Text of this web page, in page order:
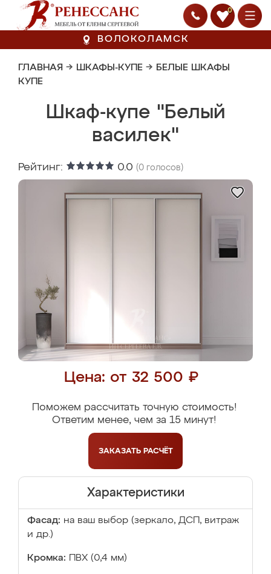
0
ВОЛОКОЛАМСК
ГЛАВНАЯ → ШКАФЫ-КУПЕ → БЕЛЫЕ ШКАФЫ
КУПЕ
Шкаф-купе "Белый
василек"
Рейтинг: 0.0 (0 голосов)
Цена: от 32 500 ₽
Поможем рассчитать точную стоимость!
Ответим менее, чем за 15 минут!
ЗАКАЗАТЬ РАСЧЁТ
Характеристики
Фасад: на ваш выбор (зеркало, ДСП, витраж
и др.)
Кромка: ПВХ (0,4 мм)